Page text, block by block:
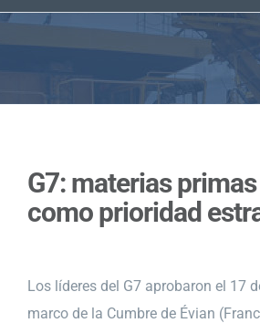
G7: materias
como prioridad
Los líderes del G7 aprobaron el 17
marco de la Cumbre de Évian